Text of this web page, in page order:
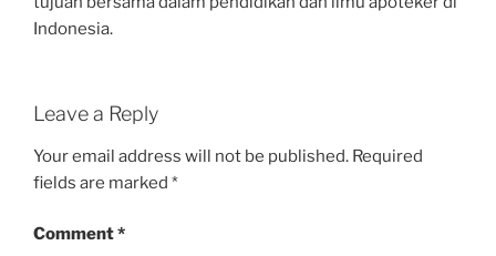
Indonesia.
Leave a Reply
Your email address will not be published. Required
fields are marked *
Comment*